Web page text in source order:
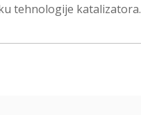
tehnologije katalizatora.